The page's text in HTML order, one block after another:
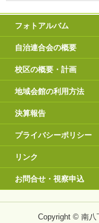
フォトアルバム
自治連合会の概要
校区の概要・計画
地域会館の利用方法
決算報告
プライバシーポリシー
リンク
お問合せ・視察申込
Copyright © 南八